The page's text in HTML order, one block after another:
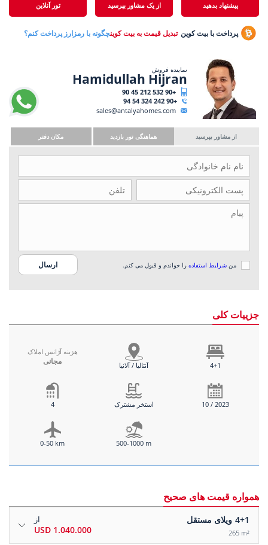
پیشنهاد بدهید از یک مشاور بپرسید تور آنلاین
پرداخت با بیت کوین تبدیل قیمت به بیت کوینچگونه با رمزارز پرداخت کنم؟
نماینده فروش
Hamidullah Hijran
+90 532 212 45 90
+90 242 324 54 94
sales@antalyahomes.com
از مشاور بپرسید هماهنگی تور بازدید مکان دفتر
من شرایط استفاده را خواندم و قبول می کنم.
جزییات کلی
هزینه آژانس املاک
مجانی آنتالیا / آلانیا 4+1
4 استخر مشترک 10 / 2023
0-50 km 500-1000 m
همواره قیمت های صحیح
4+1 ویلای مستقل
265 m²
از
1.040.000 USD